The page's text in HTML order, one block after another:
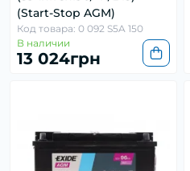
(Start-Stop AGM)
Код товара: 0 092 S5A 150
В наличии
13 024грн